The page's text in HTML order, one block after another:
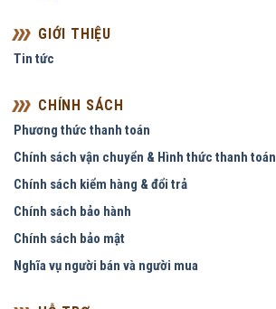
GIỚI THIỆU
Tin tức
CHÍNH SÁCH
Phương thức thanh toán
Chính sách vận chuyển & Hình thức thanh toán
Chính sách kiểm hàng & đổi trả
Chính sách bảo hành
Chính sách bảo mật
Nghĩa vụ người bán và người mua